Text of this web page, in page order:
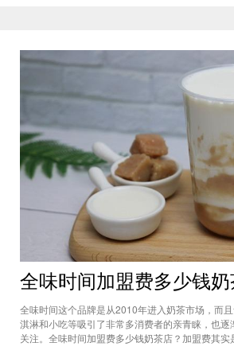
全味时间这个品牌是从2010年进入奶茶市场，而
淇淋和小吃等吸引了非常多消费者的亲青睐，也
关注。全味时间加盟费多少钱奶茶店？加盟费其